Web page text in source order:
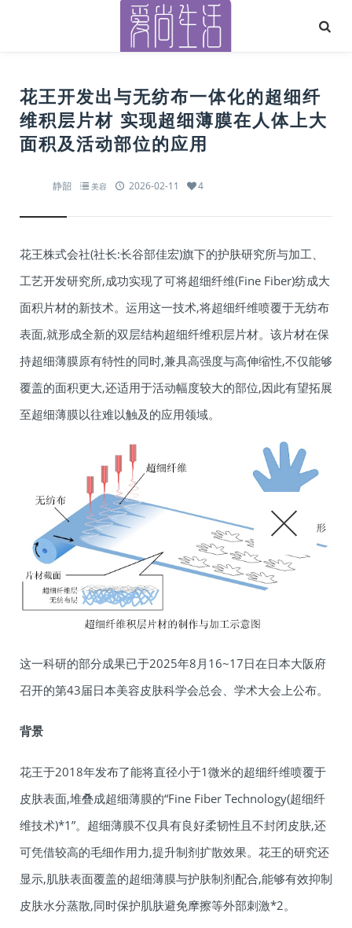
花王开发出与无纺布一体化的超细纤
维积层片材 实现超细薄膜在人体上大
面积及活动部位的应用
静韶 美容 2026-02-11 4
花王株式会社(社长:长谷部佳宏)旗下的护肤研究所与加工、
工艺开发研究所,成功实现了可将超细纤维(Fine Fiber)纺成大
面积片材的新技术。运用这一技术,将超细纤维喷覆于无纺布
表面,就形成全新的双层结构超细纤维积层片材。该片材在保
持超细薄膜原有特性的同时,兼具高强度与高伸缩性,不仅能够
覆盖的面积更大,还适用于活动幅度较大的部位,因此有望拓展
至超细薄膜以往难以触及的应用领域。
这一科研的部分成果已于2025年8月16~17日在日本大阪府
召开的第43届日本美容皮肤科学会总会、学术大会上公布。
背景
花王于2018年发布了能将直径小于1微米的超细纤维喷覆于
皮肤表面,堆叠成超细薄膜的“Fine Fiber Technology(超细纤
维技术)*1”。超细薄膜不仅具有良好柔韧性且不封闭皮肤,还
可凭借较高的毛细作用力,提升制剂扩散效果。花王的研究还
显示,肌肤表面覆盖的超细薄膜与护肤制剂配合,能够有效抑制
皮肤水分蒸散,同时保护肌肤避免摩擦等外部刺激*2。